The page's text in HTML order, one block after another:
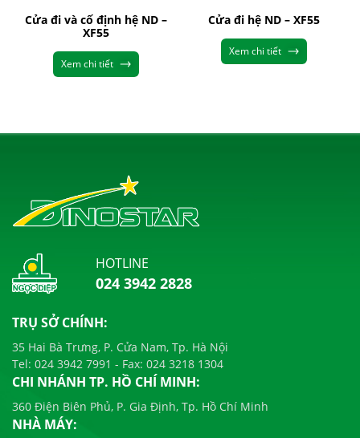
Cửa đi và cố định hệ ND –
XF55
Xem chi tiết
Cửa đi hệ ND – XF55
Xem chi tiết
HOTLINE
024 3942 2828
TRỤ SỞ CHÍNH:
35 Hai Bà Trưng, P. Cửa Nam, Tp. Hà Nội
Tel: 024 3942 7991 - Fax: 024 3218 1304
CHI NHÁNH TP. HỒ CHÍ MINH:
360 Điện Biên Phủ, P. Gia Định, Tp. Hồ Chí Minh
NHÀ MÁY: